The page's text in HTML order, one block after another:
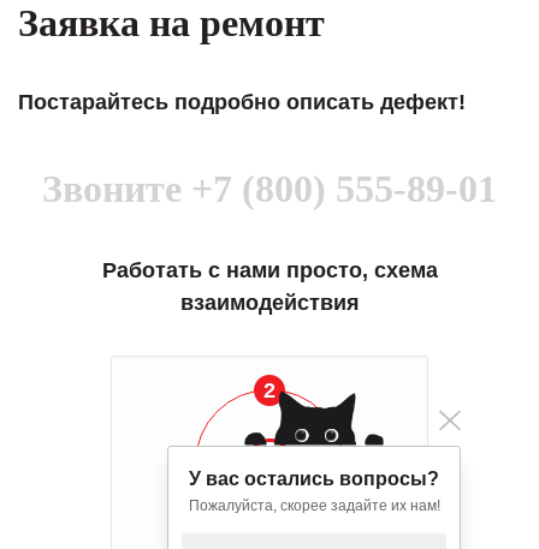
Заявка на ремонт
Постарайтесь подробно описать дефект!
Звоните +7 (800) 555-89-01
Работать с нами просто, схема
взаимодействия
2
У вас остались вопросы?
Пожалуйста, скорее задайте их нам!